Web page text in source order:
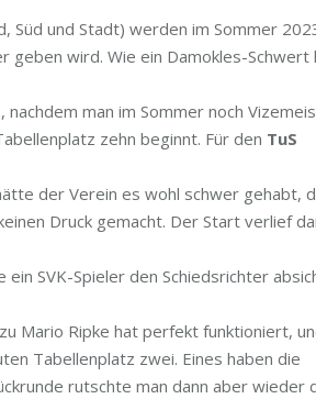
Süd und Stadt) werden im Sommer
geben wird. Wie ein Damokles-Schwert
man im Sommer noch
zehn beginnt. Für den TuS
der Verein es wohl schwer gehabt,
Druck gemacht. Der Start verlief
SVK-Spieler den Schiedsrichter
Mario Ripke hat perfekt funktioniert,
Tabellenplatz zwei. Eines haben die
rutschte man dann aber wieder